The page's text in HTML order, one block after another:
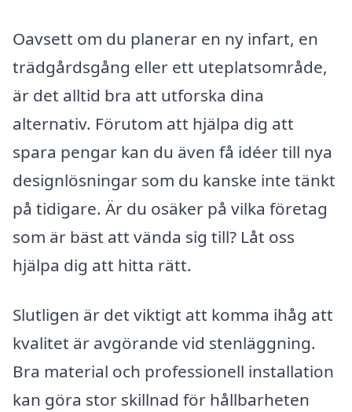
Oavsett om du planerar en ny infart, en
trädgårdsgång eller ett uteplatsområde,
är det alltid bra att utforska dina
alternativ. Förutom att hjälpa dig att
spara pengar kan du även få idéer till nya
designlösningar som du kanske inte tänkt
på tidigare. Är du osäker på vilka företag
som är bäst att vända sig till? Låt oss
hjälpa dig att hitta rätt.
Slutligen är det viktigt att komma ihåg att
kvalitet är avgörande vid stenläggning.
Bra material och professionell installation
kan göra stor skillnad för hållbarheten